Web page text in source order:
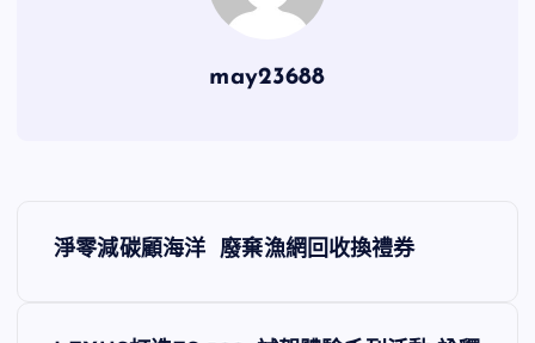
may23688
文淨零減碳顧海洋 廢棄漁網回收換禮券